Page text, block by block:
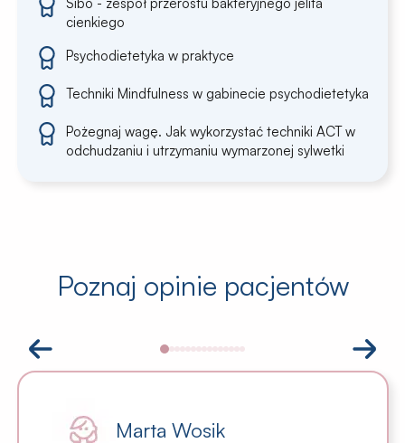
cienkiego
Psychodietetyka w praktyce
Techniki Mindfulness w gabinecie psychodietetyka
Pożegnaj wagę. Jak wykorzystać techniki ACT w
odchudzaniu i utrzymaniu wymarzonej sylwetki
Poznaj opinie pacjentów
Marta Wosik